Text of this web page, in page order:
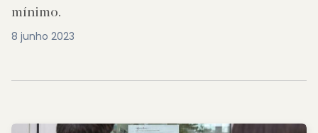
mínimo.
8 junho 2023